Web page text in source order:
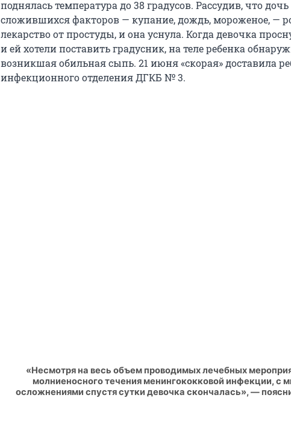
поднялась температура до 38 градусов. Рассудив, что
сложившихся факторов — купание, дождь, мороженое, —
лекарство от простуды, и она уснула. Когда девочка
и ей хотели поставить градусник, на теле ребенка
возникшая обильная сыпь. 21 июня «скорая» доставила
инфекционного отделения ДГКБ № 3.
«Несмотря на весь объем проводимых лечебных
молниеносного течения менингококковой инфекции, с
осложнениями спустя сутки девочка скончалась», —